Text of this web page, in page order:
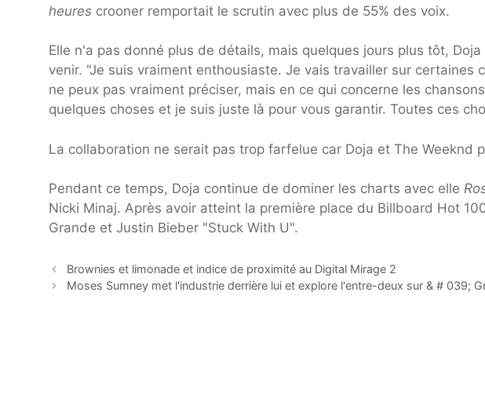
heures crooner remportait le scrutin avec plus de 55% des voix.
Elle n'a pas donné plus de détails, mais quelques jours plus tôt,
venir. "Je suis vraiment enthousiaste. Je vais travailler sur certaines
ne peux pas vraiment préciser, mais en ce qui concerne les
quelques choses et je suis juste là pour vous garantir. Toutes ces
La collaboration ne serait pas trop farfelue car Doja et The Weeknd
Pendant ce temps, Doja continue de dominer les charts avec elle
Nicki Minaj. Après avoir atteint la première place du Billboard Hot
Grande et Justin Bieber "Stuck With U".
Brownies et limonade et indice de proximité au Digital Mirage 2
Moses Sumney met l'industrie derrière lui et explore l'entre-deux sur & # 039;